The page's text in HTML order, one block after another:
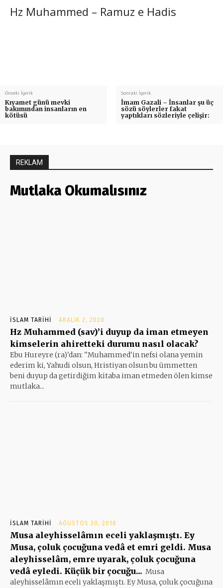
Hz Muhammed – Ramuz e Hadis
Önceki İçerik
Kıyamet günü mevki
bakımından insanların en
kötüsü
Sonraki İçerik
İmam Gazali – İnsanlar şu üç
sözü söylerler fakat
yaptıkları sözleriyle çelişir:
REKLAM
Mutlaka Okumalısınız
İSLAM TARIHI ARALIK 2, 2020
Hz Muhammed (sav)’i duyup da iman etmeyen
kimselerin ahiretteki durumu nasıl olacak?
Ebu Hureyre (ra)'dan: ''Muhammed'in nefsi olana yemin
ederim ki, Yahudi olsun, Hristiyan olsun bu ümmetten
beni duyup da getirdiğim kitaba iman etmeden ölen kimse
mutlaka...
İSLAM TARIHI AĞUSTOS 20, 2018
Musa aleyhisselâmın eceli yaklaşmıştı. Ey
Musa, çoluk çocuğuna vedâ et emri geldi. Musa
aleyhisselâm, emre uyarak, çoluk çocuğuna
vedâ eyledi. Küçük bir çocuğu... Musa
aleyhisselâmın eceli yaklaşmıştı. Ey Musa, çoluk çocuğuna